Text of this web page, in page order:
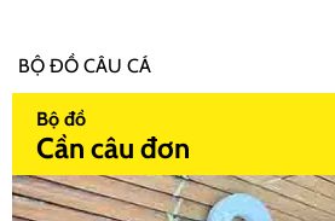
BỘ ĐỒ CÂU CÁ
Bộ đồ
Cần câu đơn